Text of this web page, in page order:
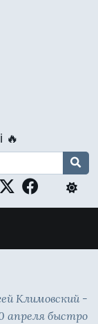
🔥
Климовский -
апреля быстро